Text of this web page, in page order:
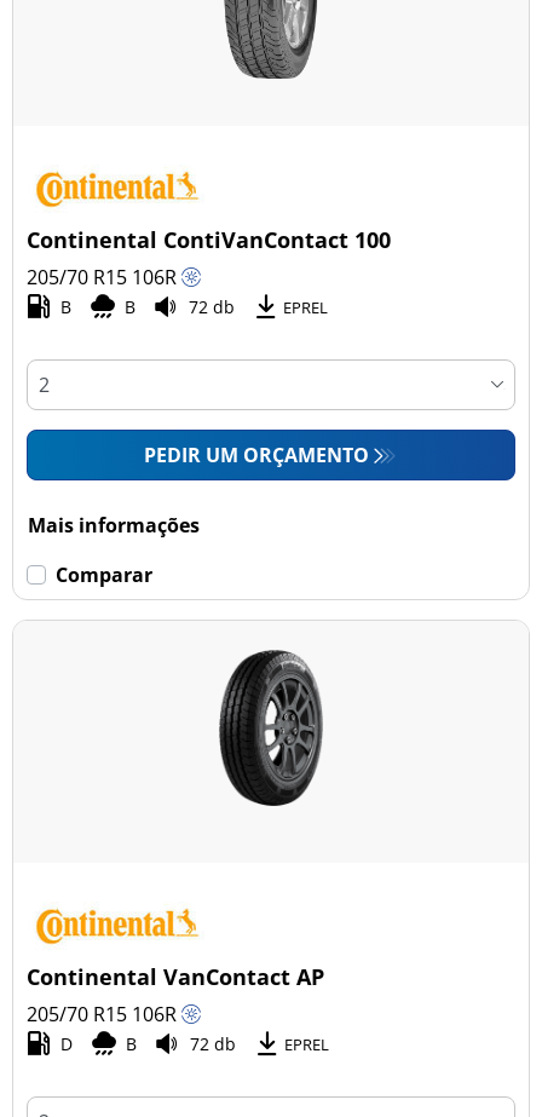
Continental ContiVanContact 100
205/70 R15 106R
B B 72 db EPREL
PEDIR UM ORÇAMENTO
Mais informações
Comparar
Continental VanContact AP
205/70 R15 106R
D B 72 db EPREL